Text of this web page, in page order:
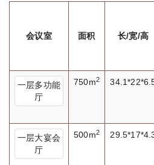
会议室 面积 长/宽/高
一层多功能
厅
750m2
一层大宴会
厅
500m2